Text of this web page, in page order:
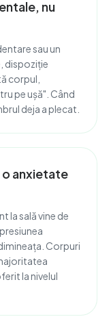
nu
sau un
dispoziție
corpul,
pe ușă". Când
deja a plecat.
o anxietate
la sală vine de
Corpuri
la nivelul